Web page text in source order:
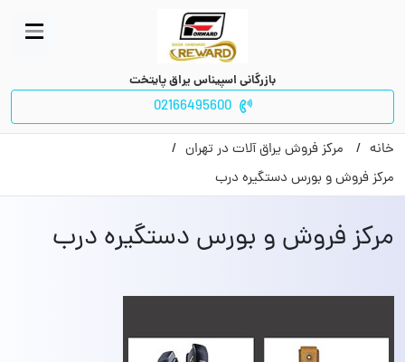
بازرگانی اسپیناس یراق پایتخت
02166495600
خانه
مرکز فروش یراق آلات در تهران
مرکز فروش و بورس دستگیره درب
مرکز فروش و بورس دستگیره درب